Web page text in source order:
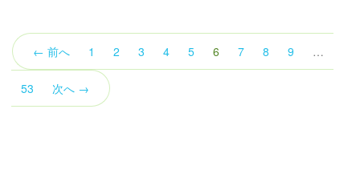
← 前へ 1 2 3 4 5 6 （こ
の
7 8 9 …
53 次へ →